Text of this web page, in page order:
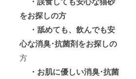
をお探しの方
・舐めても、飲んでも安
心な消臭･抗菌剤をお探しの
方
・お肌に優しい消臭･抗菌